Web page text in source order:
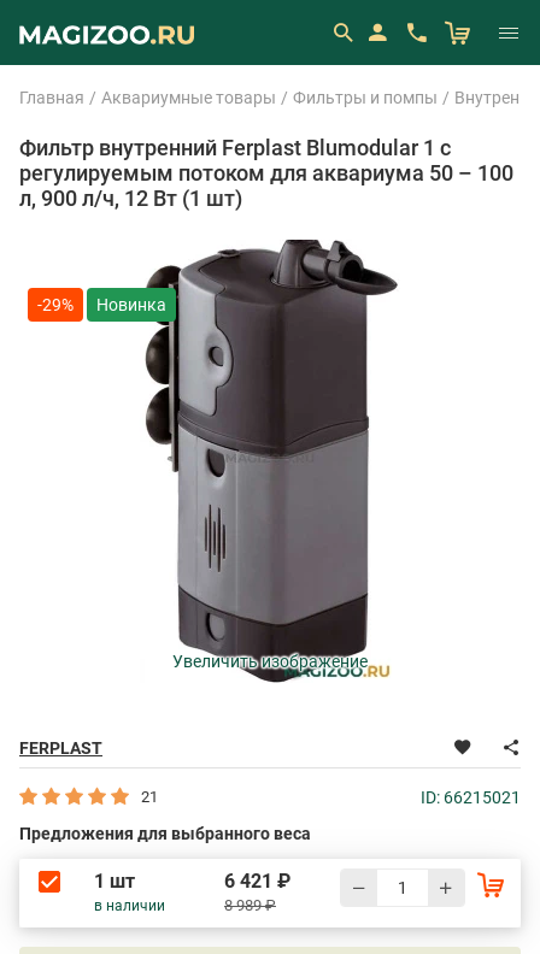
Главная Аквариумные товары Фильтры и помпы
Фильтр внутренний Ferplast Blumodular 1 с
регулируемым потоком для аквариума 50 – 100
л, 900 л/ч, 12 Вт (1 шт)
FERPLAST
-29%
Увеличить изображение
21
ID: 66215021
Предложения для выбранного веса
1 шт
в наличии
6 421 ₽
8 989 ₽